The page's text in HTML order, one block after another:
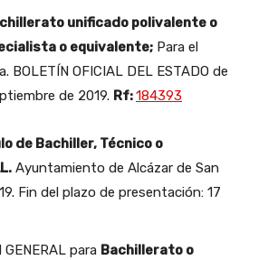
unificado polivalente o
o equivalente; Para el
OFICIAL DEL ESTADO de
de 2019. Rf:184393
de Bachiller, Técnico o
Ayuntamiento de Alcázar de San
Fin del plazo de presentación: 17
para Bachillerato o